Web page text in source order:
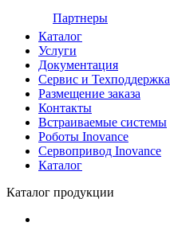
Партнеры
Каталог
Услуги
Документация
Сервис и Техподдержка
Размещение заказа
Контакты
Встраиваемые системы
Роботы Inovance
Сервопривод Inovance
Каталог
Каталог продукции